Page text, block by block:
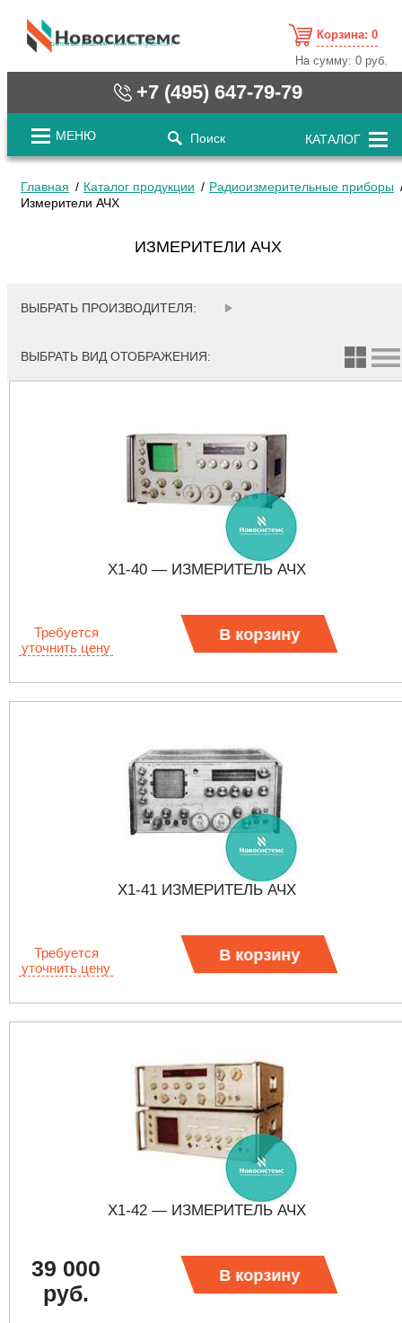
cистемные решения / www.novosystems.ru
Корзина: 0
На сумму:0 руб.
+7 (495) 647-79-79
МЕНЮ Поиск КАТАЛОГ
Главная Каталог продукции
Радиоизмерительные приборы
Измерители АЧХ
ИЗМЕРИТЕЛИ АЧХ
ВЫБРАТЬ ПРОИЗВОДИТЕЛЯ:
ВЫБРАТЬ ВИД ОТОБРАЖЕНИЯ:
Х1-40 — ИЗМЕРИТЕЛЬ АЧХ
Требуется
уточнить цену
В корзину
Х1-41 ИЗМЕРИТЕЛЬ АЧХ
Требуется
уточнить цену
В корзину
Х1-42 — ИЗМЕРИТЕЛЬ АЧХ
39 000
руб.
В корзину